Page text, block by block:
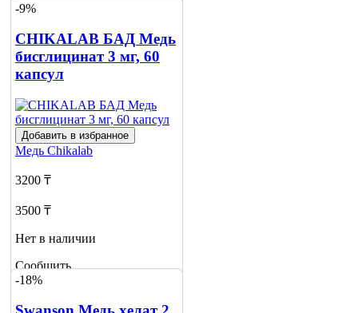
Сообщить
1
-9%
CHIKALAB БАД Медь
бисглицинат 3 мг, 60
капсул
Добавить в избранное
Медь Chikalab
3200 ₸
3500 ₸
Нет в наличии
Сообщить
о наличии
-18%